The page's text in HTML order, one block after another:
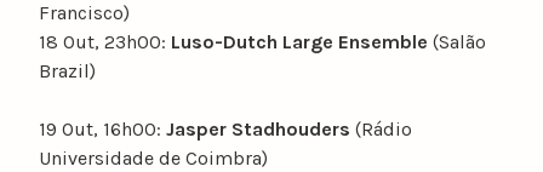
Francisco)
18 Out, 23h00: Luso-Dutch Large Ensemble (Salão
Brazil)
19 Out, 16h00: Jasper Stadhouders (Rádio
Universidade de Coimbra)